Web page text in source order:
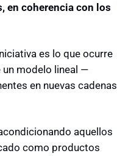
en coherencia con los
es lo que ocurre
un modelo lineal —
en nuevas cadenas
aquellos
como productos